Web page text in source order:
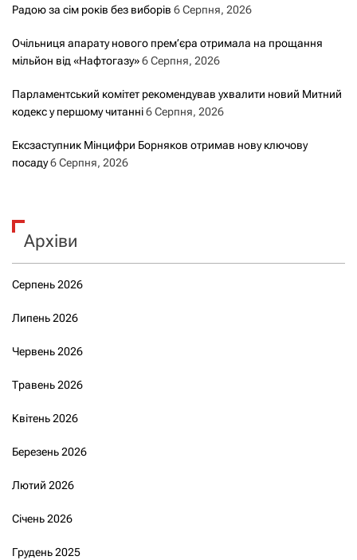
Радою за сім років без виборів 6 Серпня, 2026
Очільниця апарату нового прем’єра отримала на прощання
мільйон від «Нафтогазу»6 Серпня, 2026
Парламентський комітет рекомендував ухвалити новий Митний
кодекс у першому читанні6 Серпня, 2026
Ексзаступник Мінцифри Борняков отримав нову ключову
посаду6 Серпня, 2026
Архіви
Серпень 2026
Липень 2026
Червень 2026
Травень 2026
Квітень 2026
Березень 2026
Лютий 2026
Січень 2026
Грудень 2025